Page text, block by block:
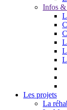
Infos &
Les projets
La